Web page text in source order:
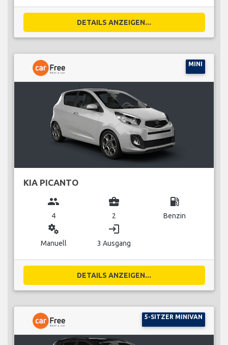
DETAILS ANZEIGEN...
MINI
KIA PICANTO
group
4
business_center
2
local_gas_station
Benzin
miscellaneous_services
Manuell
login
3 Ausgang
DETAILS ANZEIGEN...
5-SITZER MINIVAN